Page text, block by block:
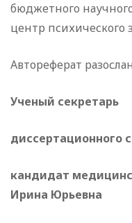
бюджетного
центр психического
Автореферат
Ученый секретарь
диссертационного
кандидат
Ирина Юрьевна